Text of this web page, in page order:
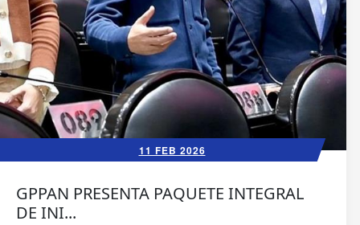
11 FEB 2026
GPPAN PRESENTA PAQUETE INTEGRAL
DE INI...